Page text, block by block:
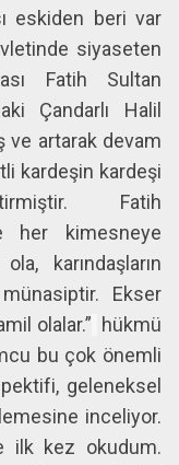
eskiden beri var
siyaseten
Fatih Sultan
Çandarlı Halil
ve artarak devam
kardeşin kardeşi
Fatih
her kimesneye
karındaşların
Ekser
olalar.” hükmü
bu çok önemli
geleneksel
inceliyor.
ilk kez okudum.